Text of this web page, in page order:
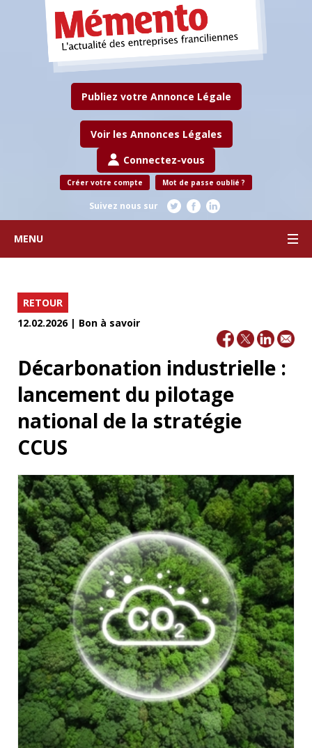
Publiez votre Annonce Légale
Voir les Annonces Légales
Connectez-vous
Créer votre compte Mot de passe oublié ?
Suivez nous sur
MENU
RETOUR
12.02.2026 | Bon à savoir
Décarbonation industrielle :
lancement du pilotage
national de la stratégie
CCUS